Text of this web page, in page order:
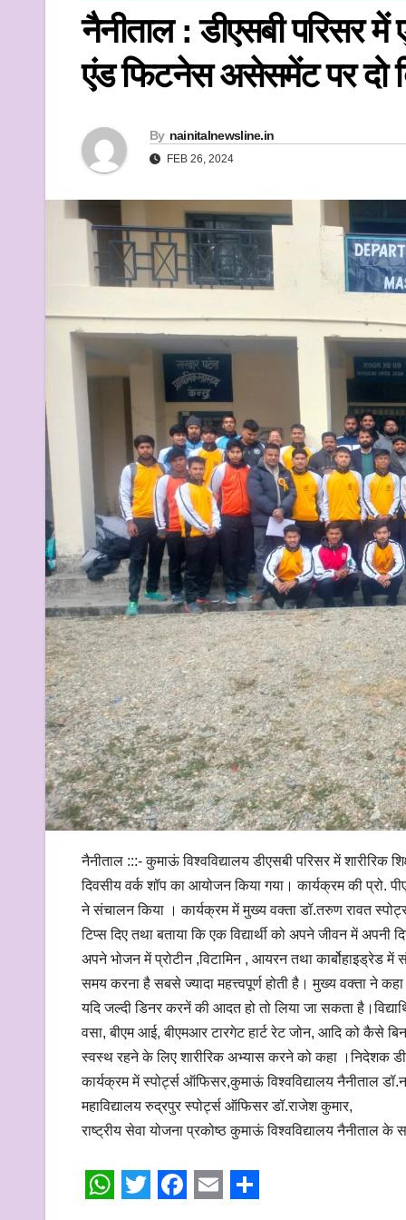
नैनीताल : डीएसबी परिसर
एंड फिटनेस असेसमेंट पर दो
By nainitalnewsline.in
FEB 26, 2024
नैनीताल :::- कुमाऊं विश्वविद्यालय डीएसबी परिसर में शारीरिक
दिवसीय वर्क शॉप का आयोजन किया गया। कार्यक्रम की प्रो.
ने संचालन किया । कार्यक्रम में मुख्य वक्ता डॉ.तरुण रावत
टिप्स दिए तथा बताया कि एक विद्यार्थी को अपने जीवन में
अपने भोजन में प्रोटीन ,विटामिन , आयरन तथा
समय करना है सबसे ज्यादा महत्त्वपूर्ण होती है। मुख्य वक्ता ने
यदि जल्दी डिनर करनें की आदत हो तो लिया जा सकता
वसा, बीएम आई, बीएमआर टारगेट हार्ट रेट जोन, आदि को कैसे
स्वस्थ रहने के लिए शारीरिक अभ्यास करने को कहा ।निदेशक
कार्यक्रम में स्पोर्ट्स ऑफिसर,कुमाऊं विश्वविद्यालय नैनीताल
महाविद्यालय रुद्रपुर स्पोर्ट्स ऑफिसर डॉ.राजेश कुमार,
राष्ट्रीय सेवा योजना प्रकोष्ठ कुमाऊं विश्वविद्यालय नैनीताल